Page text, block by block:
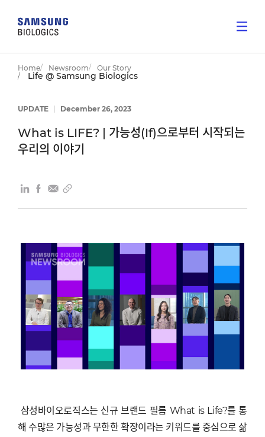
Home Newsroom Our Story
Life @ Samsung Biologics
UPDATE December 26, 2023
What is LIFE? | 가능성(If)으로부터 시작되는
우리의 이야기
삼성바이오로직스는 신규 브랜드 필름 What is Life?를 통
해 수많은 가능성과 무한한 확장이라는 키워드를 중심으로 삶